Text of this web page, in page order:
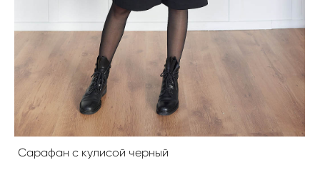
Сарафан с кулисой черный